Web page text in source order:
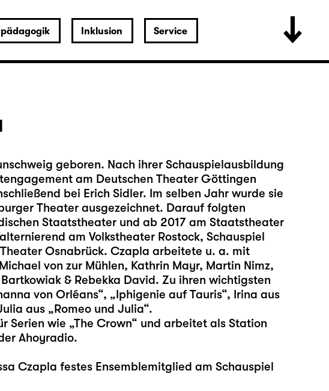
Inklusion Service
geboren. Nach ihrer Schauspielausbildung
am Deutschen Theater Göttingen
bei Erich Sidler. Im selben Jahr wurde sie
Theater ausgezeichnet. Darauf folgten
Staatstheater und ab 2017 am Staatstheater
am Volkstheater Rostock, Schauspiel
Osnabrück. Czapla arbeitete u. a. mit
von zur Mühlen, Kathrin Mayr, Martin Nimz,
& Rebekka David. Zu ihren wichtigsten
von Orléans“, „Iphigenie auf Tauris“, Irina aus
aus „Romeo und Julia“.
Serien wie „The Crown“ und arbeitet als Station
Ahoyradio.
Czapla festes Ensemblemitglied am Schauspiel